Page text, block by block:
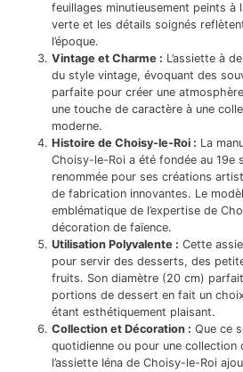
feuillages minutieusement peints à
verte et les détails soignés
l’époque.
Vintage et Charme : L’assiette à
du style vintage, évoquant des
parfaite pour créer une
une touche de caractère à une
moderne.
Histoire de Choisy-le-Roi : La
Choisy-le-Roi a été fondée au 19e
renommée pour ses créations
de fabrication innovantes. Le
emblématique de l’expertise de
décoration de faïence.
Utilisation Polyvalente : Cette
pour servir des desserts, des
fruits. Son diamètre (20 cm)
portions de dessert en fait un
étant esthétiquement plaisant.
Collection et Décoration : Que ce
quotidienne ou pour une collection
l’assiette Iéna de Choisy-le-Roi